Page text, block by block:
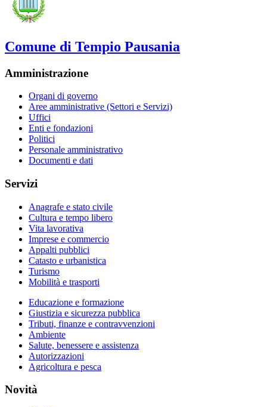
Comune di Tempio Pausania
Amministrazione
Organi di governo
Aree amministrative (Settori e Servizi)
Uffici
Enti e fondazioni
Politici
Personale amministrativo
Documenti e dati
Servizi
Anagrafe e stato civile
Cultura e tempo libero
Vita lavorativa
Imprese e commercio
Appalti pubblici
Catasto e urbanistica
Turismo
Mobilità e trasporti
Educazione e formazione
Giustizia e sicurezza pubblica
Tributi, finanze e contravvenzioni
Ambiente
Salute, benessere e assistenza
Autorizzazioni
Agricoltura e pesca
Novità